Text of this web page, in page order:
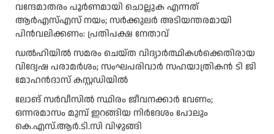
വന്ദേമാതരം പൂർണമായി ചൊല്ലുക എന്നത്
ആര്‍എസ്എസ് നയം; സര്‍ക്കുലര്‍ അടിയന്തരമായി
പിന്‍വലിക്കണം: പ്രതിപക്ഷ നേതാവ്
ഡൽഹിയിൽ സമരം ചെയ്ത വിദ്യാർത്ഥികൾക്കെതിരായ
വിദ്വേഷ പരാമർശം; സംഘപരിവാർ സഹയാത്രികൻ ടി ജി
മോഹന്‍ദാസ് കസ്റ്റഡിയിൽ
ലോങ് സർവീസിൽ സ്ഥിരം ജീവനക്കാർ വേണം;
ഒന്നരമാസം മുമ്പ് ഇറങ്ങിയ നിർദേശം പോലും
കെ.എസ്.ആർ.ടി.സി വിഴുങ്ങി